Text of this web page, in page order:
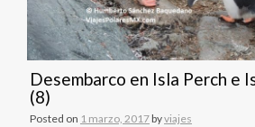
Desembarco en Isla Perch e
(8)
Posted on 1 marzo, 2017byviajes